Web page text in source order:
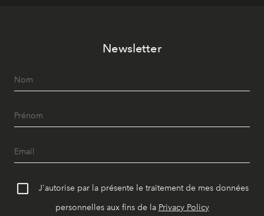
Newsletter
J'autorise par la présente le traitement de mes données
personnelles aux fins de la Privacy Policy